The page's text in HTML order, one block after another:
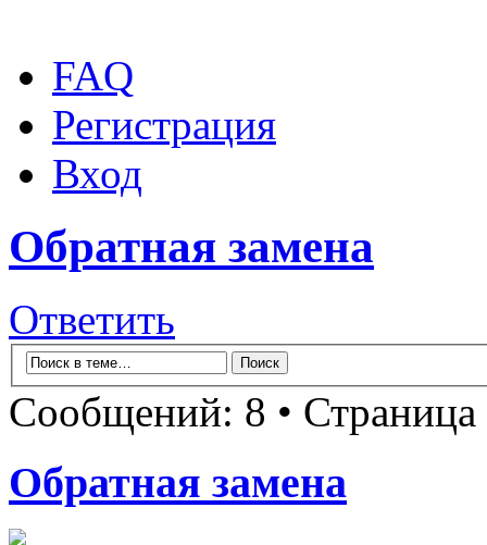
FAQ
Регистрация
Вход
Обратная замена
Ответить
Сообщений: 8 • Страница
Обратная замена